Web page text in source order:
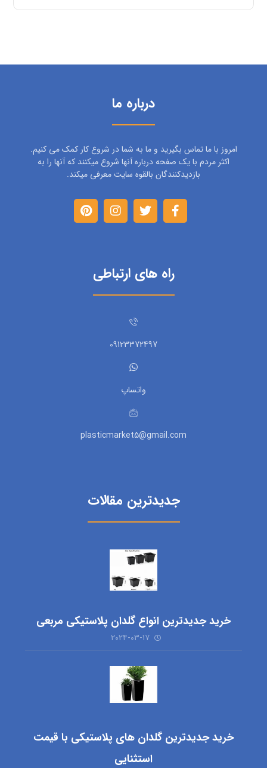
درباره ما
امروز با ما تماس بگیرید و ما به شما در شروع کار کمک می کنیم.
اکثر مردم با یک صفحه درباره آنها شروع میکنند که آنها را به
بازدیدکنندگان بالقوه سایت معرفی میکند.
راه های ارتباطی
09123372497
واتساپ
plasticmarket5@gmail.com
جدیدترین مقالات
خرید جدیدترین انواع گلدان پلاستیکی مربعی
۲۰۲۴-۰۳-۱۷
خرید جدیدترین گلدان های پلاستیکی با قیمت
استثنایی